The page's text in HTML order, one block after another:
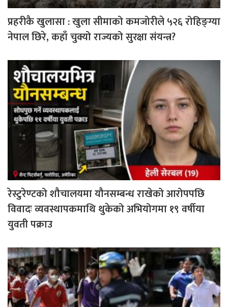
प्रहरीकै खुलासा : खुला सीमाको कमजोरीले ५२६ रोहिङ्ग्या
नेपाल छिरे, कहाँ चुक्यो राज्यको सुरक्षा संयन्त्र?
रेस्टुरेण्टको शौचालयमा यौनसम्बन्ध राखेको आरोपपछि
विवादः व्यवस्थापकमाथि थुकेको अभियोगमा १९ वर्षीया
युवती पक्राउ